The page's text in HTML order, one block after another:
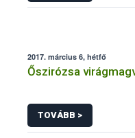
2017. március 6, hétfő
Őszirózsa
TOVÁBB >